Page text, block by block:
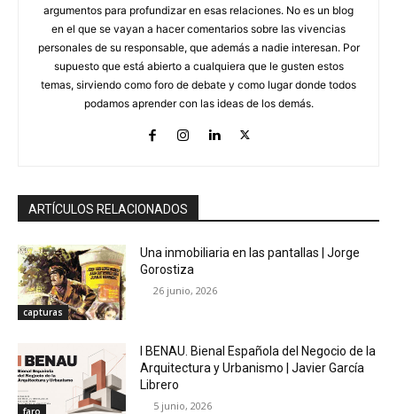
argumentos para profundizar en esas relaciones. No es un blog
en el que se vayan a hacer comentarios sobre las vivencias
personales de su responsable, que además a nadie interesan. Por
supuesto que está abierto a cualquiera que le gusten estos
temas, sirviendo como foro de debate y como lugar donde todos
podamos aprender con las ideas de los demás.
ARTÍCULOS RELACIONADOS
capturas
Una inmobiliaria en las pantallas | Jorge
Gorostiza
26 junio, 2026
faro
I BENAU. Bienal Española del Negocio de la
Arquitectura y Urbanismo | Javier García
Librero
5 junio, 2026